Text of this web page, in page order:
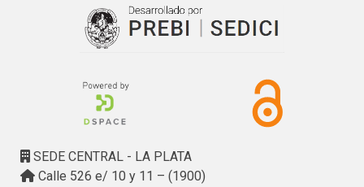
SEDE CENTRAL - LA PLATA
Calle 526 e/ 10 y 11 – (1900)